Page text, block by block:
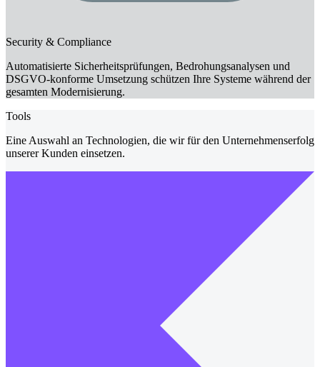
Security & Compliance
Automatisierte Sicherheitsprüfungen, Bedrohungsanalysen und
DSGVO-konforme Umsetzung schützen Ihre Systeme während der
gesamten Modernisierung.
Tools
Eine Auswahl an Technologien, die wir für den Unternehmenserfolg
unserer Kunden einsetzen.